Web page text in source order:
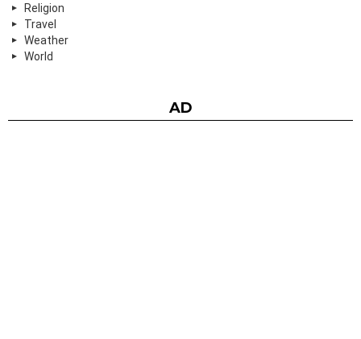
Religion
Travel
Weather
World
AD